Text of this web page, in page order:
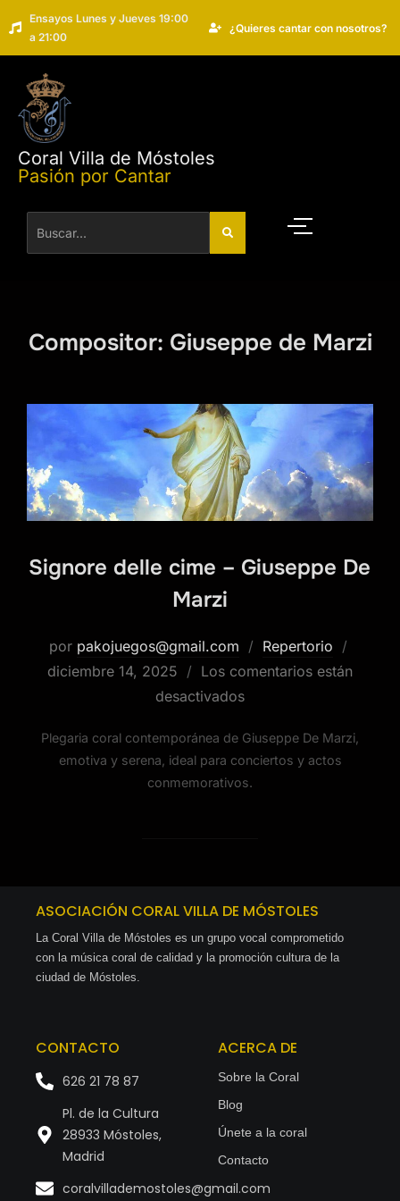
Ensayos Lunes y Jueves 19:00
a 21:00
¿Quieres cantar con nosotros?
Coral Villa de Móstoles
Pasión por Cantar
Compositor: Giuseppe de Marzi
Signore delle cime – Giuseppe De
Marzi
por pakojuegos@gmail.com
Repertorio
diciembre 14, 2025
Los comentarios están
desactivados
Plegaria coral contemporánea de Giuseppe De Marzi,
emotiva y serena, ideal para conciertos y actos
conmemorativos.
ASOCIACIÓN CORAL VILLA DE MÓSTOLES
La Coral Villa de Móstoles es un grupo vocal comprometido
con la música coral de calidad y la promoción cultura de la
ciudad de Móstoles.
CONTACTO
626 21 78 87
Pl. de la Cultura
28933 Móstoles,
Madrid
coralvillademostoles@gmail.com
ACERCA DE
Sobre la Coral
Blog
Únete a la coral
Contacto